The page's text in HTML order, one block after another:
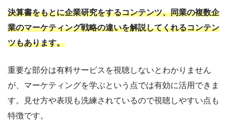
決算書をもとに企業研究をするコンテンツ、同業の複数企
業のマーケティング戦略の違いを解説してくれるコンテン
ツもあります。
重要な部分は有料サービスを視聴しないとわかりません
が、マーケティングを学ぶという点では有効に活用できま
す。見せ方や表現も洗練されているので視聴しやすい点も
特徴です。